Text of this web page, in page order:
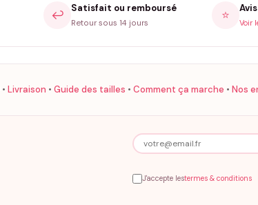
↩️ Satisfait ou remboursé
Retour sous 14 jours
⭐ Voir
• Livraison • Guide des tailles • Comment ça marche • Nos
J'accepte lestermes & conditions